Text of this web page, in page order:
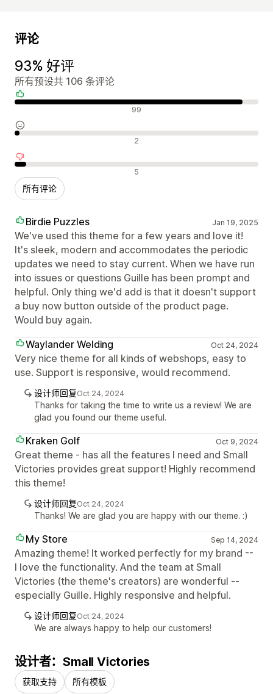
评论
93% 好评
所有预设共 106 条评论
好评 99
中评 2
差评 5
所有评论
Birdie Puzzles Jan 19, 2025
We've used this theme for a few years and love it!
It's sleek, modern and accommodates the periodic
updates we need to stay current. When we have run
into issues or questions Guille has been prompt and
helpful. Only thing we'd add is that it doesn't support
a buy now button outside of the product page.
Would buy again.
Waylander Welding
Oct 24, 2024
Very nice theme for all kinds of webshops, easy to
use. Support is responsive, would recommend.
设计师回复Oct 24, 2024
Thanks for taking the time to write us a review! We are
glad you found our theme useful.
Kraken Golf Oct 9, 2024
Great theme - has all the features I need and Small
Victories provides great support! Highly recommend
this theme!
设计师回复Oct 24, 2024
Thanks! We are glad you are happy with our theme. :)
My Store Sep 14, 2024
Amazing theme! It worked perfectly for my brand --
I love the functionality. And the team at Small
Victories (the theme's creators) are wonderful --
especially Guille. Highly responsive and helpful.
设计师回复Oct 24, 2024
We are always happy to help our customers!
设计者：Small Victories
获取支持 所有模板